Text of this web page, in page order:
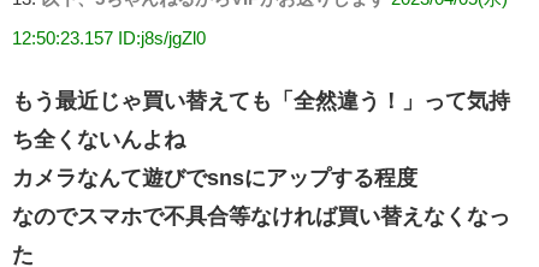
12:50:23.157 ID:j8s/jgZl0
もう最近じゃ買い替えても「全然違う！」って気持
ち全くないんよね
カメラなんて遊びでsnsにアップする程度
なのでスマホで不具合等なければ買い替えなくなっ
た